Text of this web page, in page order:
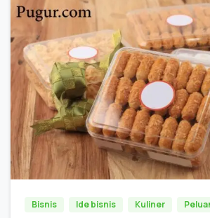
Bisnis Ide bisnis Kuliner